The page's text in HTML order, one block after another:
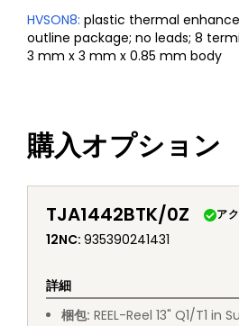
HVSON8: plastic thermal
outline package; no leads; 8
3 mm x 3 mm x 0.85 mm body
購入オプション
TJA1442BTK/0Z ア
12NC: 935390241431
詳細
梱包: REEL-Reel 13" Q1/T1 in